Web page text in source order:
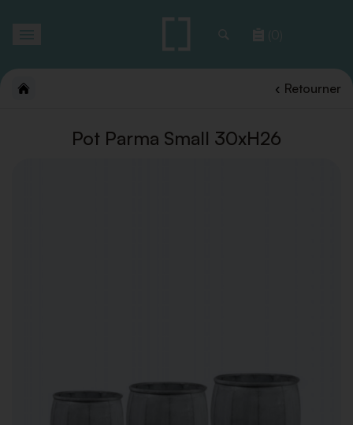
(0)
Retourner
Pot Parma Small 30xH26